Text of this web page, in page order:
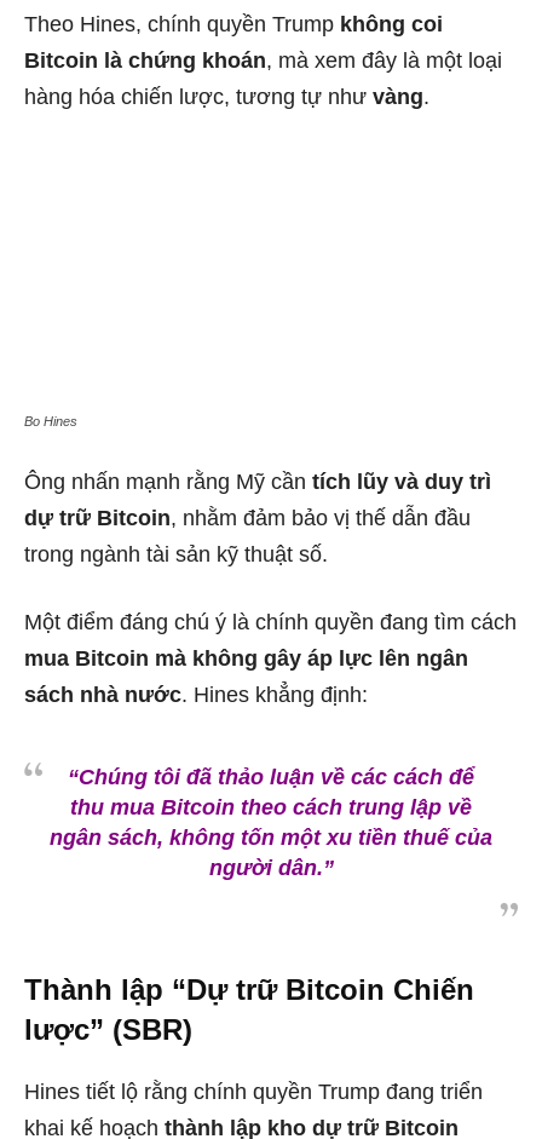
Theo Hines, chính quyền Trump không coi
Bitcoin là chứng khoán, mà xem đây là một loại
hàng hóa chiến lược, tương tự như vàng.
Bo Hines
Ông nhấn mạnh rằng Mỹ cần tích lũy và duy trì
dự trữ Bitcoin, nhằm đảm bảo vị thế dẫn đầu
trong ngành tài sản kỹ thuật số.
Một điểm đáng chú ý là chính quyền đang tìm cách
mua Bitcoin mà không gây áp lực lên ngân
sách nhà nước. Hines khẳng định:
“Chúng tôi đã thảo luận về các cách để
thu mua Bitcoin theo cách trung lập về
ngân sách, không tốn một xu tiền thuế của
người dân.”
Thành lập “Dự trữ Bitcoin Chiến
lược” (SBR)
Hines tiết lộ rằng chính quyền Trump đang triển
khai kế hoạch thành lập kho dự trữ Bitcoin